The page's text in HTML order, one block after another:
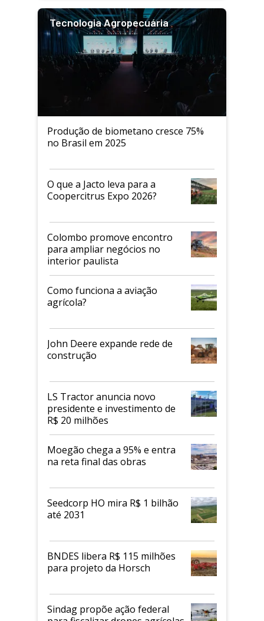
Tecnologia Agropecuária
Produção de biometano cresce 75%
no Brasil em 2025
O que a Jacto leva para a
Coopercitrus Expo 2026?
Colombo promove encontro
para ampliar negócios no
interior paulista
Como funciona a aviação
agrícola?
John Deere expande rede de
construção
LS Tractor anuncia novo
presidente e investimento de
R$ 20 milhões
Moegão chega a 95% e entra
na reta final das obras
Seedcorp HO mira R$ 1 bilhão
até 2031
BNDES libera R$ 115 milhões
para projeto da Horsch
Sindag propõe ação federal